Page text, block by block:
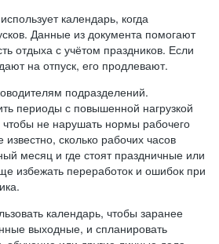
календарь, когда
Данные из документа помогают
отдыха с учётом праздников. Если
на отпуск, его продлевают.
подразделений.
периоды с повышенной нагрузкой
не нарушать нормы рабочего
сколько рабочих часов
месяц и где стоят праздничные или
избежать переработок и ошибок при
календарь, чтобы заранее
выходные, и спланировать